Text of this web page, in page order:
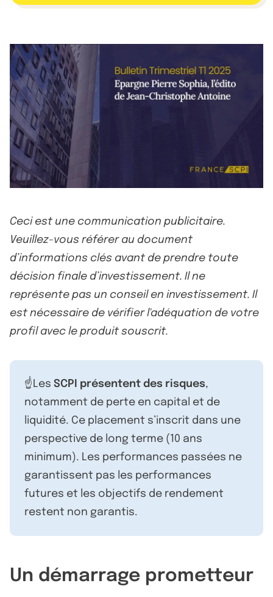
Ceci est une communication publicitaire.
Veuillez-vous référer au document
d’informations clés avant de prendre toute
décision finale d’investissement. Il ne
représente pas un conseil en investissement. Il
est nécessaire de vérifier l'adéquation de votre
profil avec le produit souscrit.
☝️Les SCPI présentent des risques,
notamment de perte en capital et de
liquidité. Ce placement s’inscrit dans une
perspective de long terme (10 ans
minimum). Les performances passées ne
garantissent pas les performances
futures et les objectifs de rendement
restent non garantis.
Un démarrage prometteur